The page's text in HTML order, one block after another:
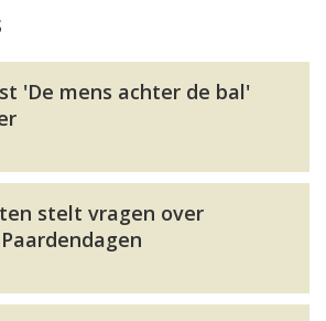
'De mens achter de bal'
stelt vragen over